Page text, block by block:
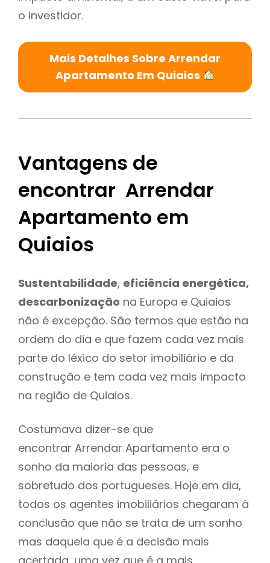
o investidor.
Mais Detalhes Sobre Arrendar
Apartamento Em Quiaios
Vantagens de
encontrar Arrendar
Apartamento em
Quiaios
Sustentabilidade, eficiência energética,
descarbonização na Europa e Quiaios
não é excepção. São termos que estão na
ordem do dia e que fazem cada vez mais
parte do léxico do setor imobiliário e da
construção e tem cada vez mais impacto
na região de Quiaios.
Costumava dizer-se que
encontrar Arrendar Apartamento era o
sonho da maioria das pessoas, e
sobretudo dos portugueses. Hoje em dia,
todos os agentes imobiliários chegaram à
conclusão que não se trata de um sonho
mas daquela que é a decisão mais